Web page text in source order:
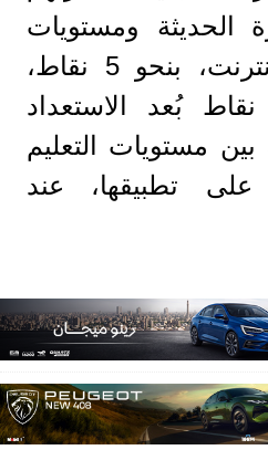
الحديثة ومستويات
أسعار خدمات الإنترنت، بنحو 5 نقاط،
بُعد الاستعداد
بين مستويات التعليم
على تطبيقها، عند